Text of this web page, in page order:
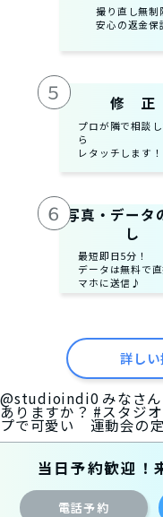
撮り直し無制
安心の返金保
５ 修 正
プロが隣で相談
ら
レタッチします！
６ 写真・データ
し
最短即日5分！
データは無料で
マホに送信♪
詳し
@studioindi0 みなさ
ありますか？ #スタジ
プで可愛い 運動会の
当日予約歓迎！
電話予約